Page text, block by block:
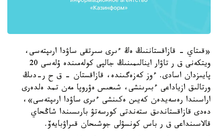
«قىتاي - قازاقستاننىڭ ەڭ ءىرى سىرتقى ساۋدا ارىپتەسى،
ويتكەنى ق ر تاۋار اينالىمىنىڭ جالپى كولەمىندە ۇلەسى 20
پايىزدان اسادى. ءوز كەزەگىندە، قازاقستان - ق ح ر-دىڭ
ورتالىق ازياداعى ءبىرىنشى، شىعىس ەۋروپا مەن تمد ەلدەرى
اراسىندا رەسەيدەن كەيىن ەكىنشى ءىرى ساۋدا ارىپتەسى»،
دەدى قازاقستاندىق ستەندتى كورسەتۋ بارىسىندا شاڭحاي
قالاسىنداعى ق ر باس كونسۋلى جوشىحان قىراۋبايەۆ.